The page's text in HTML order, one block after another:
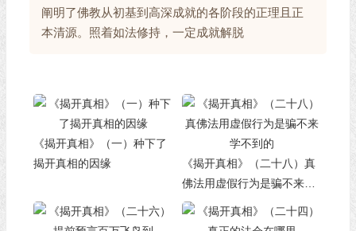
阐明了佛教从初基到高深成就的各阶段的正理且正
本清源。照着如法修持，一定成就解脱
《揭开真相》（一）种下了
揭开真相的因缘
《揭开真相》（二十八）真
佛法用虚假行为是骗不来学
不到的